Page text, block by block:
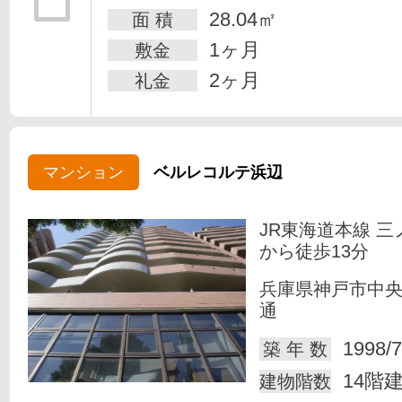
面 積 28.04㎡
敷金 1ヶ月
礼金 2ヶ月
マンション ベルレコルテ浜辺
JR東海道本線 三
から徒歩13分
兵庫県神戸市中
通
築 年 数
1998/
建物階数 14階